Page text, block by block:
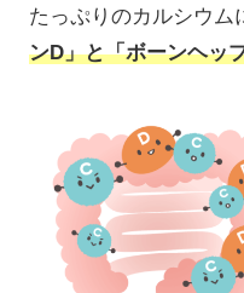
たっぷりのカルシウム
ンD」と「ボーンヘッ